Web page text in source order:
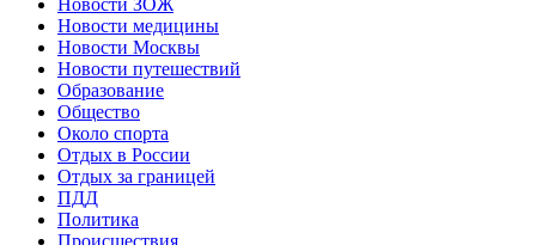
Новости медицины
Новости Москвы
Новости путешествий
Образование
Общество
Около спорта
Отдых в России
Отдых за границей
ПДД
Политика
Происшествия